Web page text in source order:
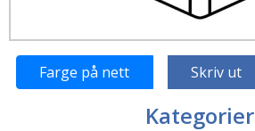
Farge på nett Skriv ut
Kategorier